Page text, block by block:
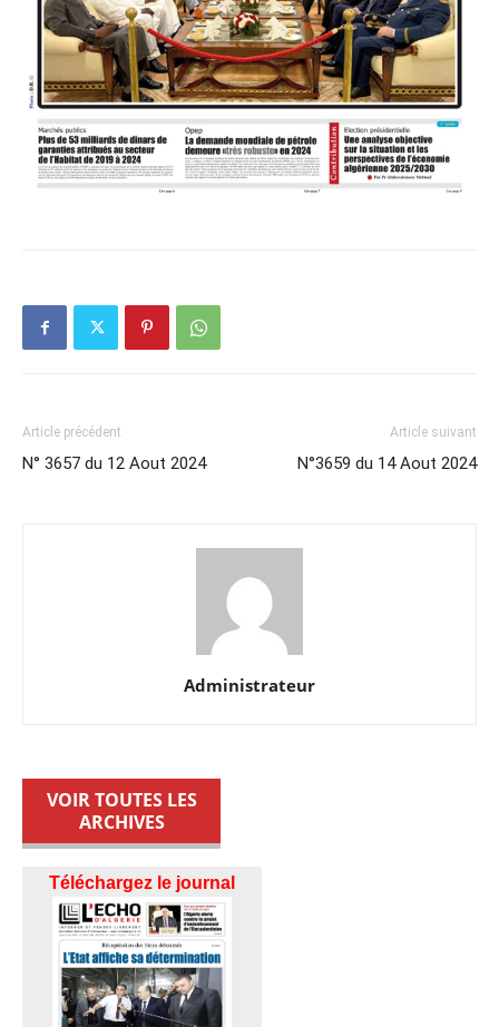
Article précédent
N° 3657 du 12 Aout 2024
Article suivant
N°3659 du 14 Aout 2024
Administrateur
VOIR TOUTES LES
ARCHIVES